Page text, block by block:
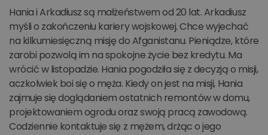
Hania i Arkadiusz są małżeństwem od 20 lat. Arkadiusz
myśli o zakończeniu kariery wojskowej. Chce wyjechać
na kilkumiesięczną misję do Afganistanu. Pieniądze, które
zarobi pozwolą im na spokojne życie bez kredytu. Ma
wrócić w listopadzie. Hania pogodziła się z decyzją o misji,
aczkolwiek boi się o męża. Kiedy on jest na misji, Hania
zajmuje się doglądaniem ostatnich remontów w domu,
projektowaniem ogrodu oraz swoją pracą zawodową.
Codziennie kontaktuje się z mężem, drżąc o jego